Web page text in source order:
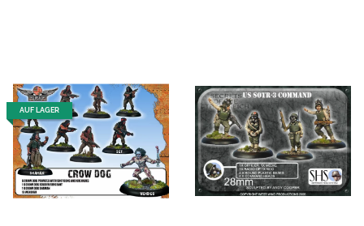
AUF LAGER